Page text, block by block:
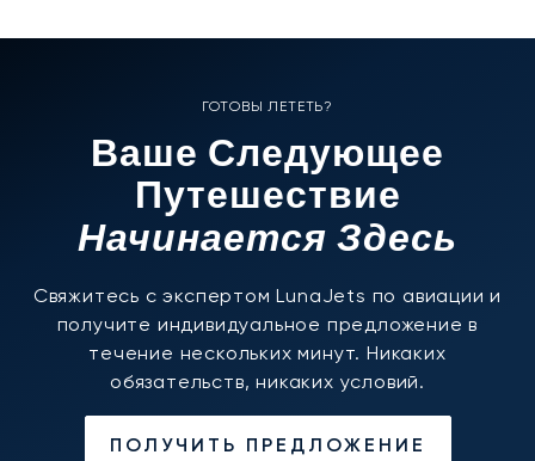
ГОТОВЫ ЛЕТЕТЬ?
Ваше Следующее
Путешествие
Начинается Здесь
Свяжитесь с экспертом LunaJets по авиации и
получите индивидуальное предложение в
течение нескольких минут. Никаких
обязательств, никаких условий.
ПОЛУЧИТЬ ПРЕДЛОЖЕНИЕ